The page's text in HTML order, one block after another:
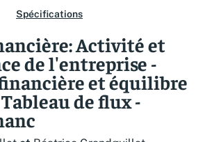
Activité et
de l'entreprise -
et équilibre
de flux -